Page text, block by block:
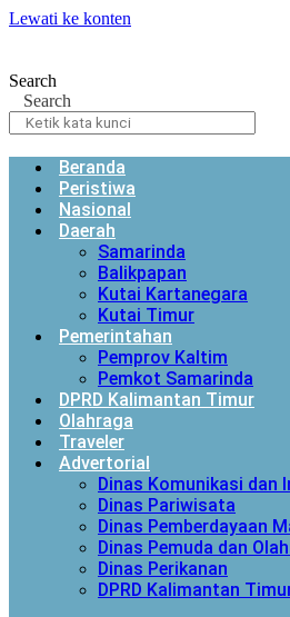
Lewati ke konten
Search
Search
Beranda
Peristiwa
Nasional
Daerah
Samarinda
Balikpapan
Kutai Kartanegara
Kutai Timur
Pemerintahan
Pemprov Kaltim
Pemkot Samarinda
DPRD Kalimantan Timur
Olahraga
Traveler
Advertorial
Dinas Komunikasi dan
Dinas Pariwisata
Dinas Pemberdayaan
Dinas Pemuda dan
Dinas Perikanan
DPRD Kalimantan